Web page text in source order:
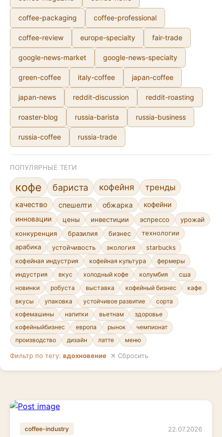
coffee-packaging coffee-professional
coffee-review europe-specialty fair-trade
google-news-market google-news-specialty
green-coffee italy-coffee japan-coffee
japan-news reddit-discussion reddit-roasting
roaster-blog russia-barista russia-business
russia-coffee russia-trade
ПОПУЛЯРНЫЕ ТЕГИ
кофе бариста кофейня тренды
качество спешелти обжарка
кофейни
инновации
цены инвестиции эспрессо
урожай
конкуренция
бразилия бизнес
технологии
арабика
устойчивость экология
starbucks
кофейная индустрия
кофейная культура
фермеры
индустрия
вкус холодный кофе колумбия
сша
новинки
робуста выставка кофейный бизнес
кафе
вкусы
упаковка устойчивое развитие
сорта
кофемашины
напитки вьетнам
здоровье
кофейныйбизнес
европа рынок
чемпионат
производство
дизайн латте меню
Фильтр по тегу: вдохновение ✕ Сбросить
coffee-industry 22.07.2026